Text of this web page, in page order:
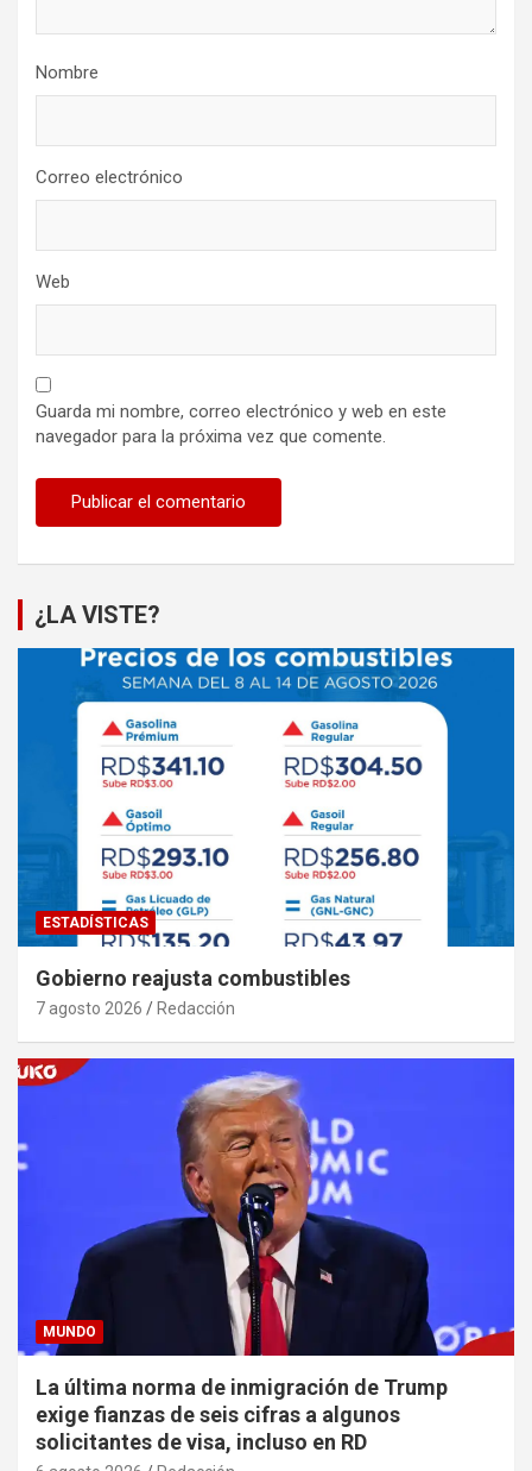
Nombre
Correo electrónico
Web
Guarda mi nombre, correo electrónico y web en este
navegador para la próxima vez que comente.
¿LA VISTE?
ESTADÍSTICAS
Gobierno reajusta combustibles
7 agosto 2026 Redacción
MUNDO
La última norma de inmigración de Trump
exige fianzas de seis cifras a algunos
solicitantes de visa, incluso en RD